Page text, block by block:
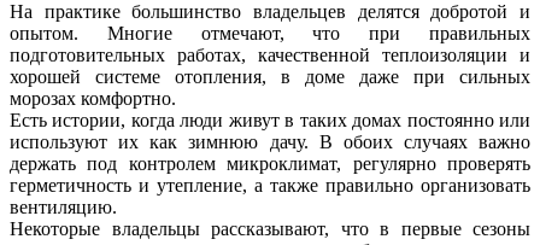
На практике большинство владельцев делятся добротой и
опытом. Многие отмечают, что при правильных
подготовительных работах, качественной теплоизоляции и
хорошей системе отопления, в доме даже при сильных
морозах комфортно.
Есть истории, когда люди живут в таких домах постоянно или
используют их как зимнюю дачу. В обоих случаях важно
держать под контролем микроклимат, регулярно проверять
герметичность и утепление, а также правильно организовать
вентиляцию.
Некоторые владельцы рассказывают, что в первые сезоны